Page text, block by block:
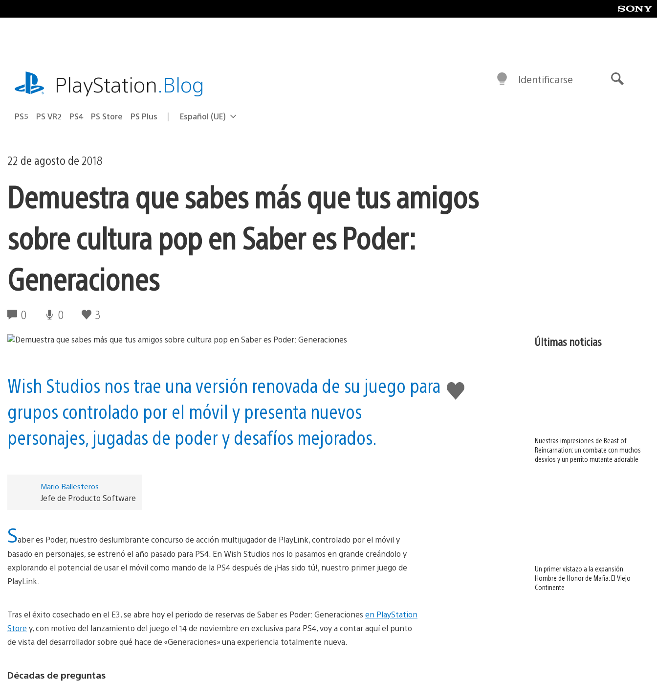
al
playstation.comPlayStation.Blog
PS5 PS VR2 PS4 PS Store PS Plus Selecciona
Región
Español (UE)
Identificarse
22 de agosto de 2018
Demuestra que sabes más que tus amigos
sobre cultura pop en Saber es Poder:
Generaciones
0 0 3
Me
gusta
Wish Studios nos trae una versión renovada de su juego para
grupos controlado por el móvil y presenta nuevos
personajes, jugadas de poder y desafíos mejorados.
Mario Ballesteros
Jefe de Producto Software
Saber es Poder, nuestro deslumbrante concurso de acción multijugador de PlayLink, controlado por el móvil y
basado en personajes, se estrenó el año pasado para PS4. En Wish Studios nos lo pasamos en grande creándolo y
explorando el potencial de usar el móvil como mando de la PS4 después de ¡Has sido tú!, nuestro primer juego de
PlayLink.
Tras el éxito cosechado en el E3, se abre hoy el periodo de reservas de Saber es Poder: Generaciones en PlayStation
Store y, con motivo del lanzamiento del juego el 14 de noviembre en exclusiva para PS4, voy a contar aquí el punto
de vista del desarrollador sobre qué hace de «Generaciones» una experiencia totalmente nueva.
Décadas de preguntas
Últimas noticias
Nuestras impresiones de Beast of
Reincarnation: un combate con muchos
desvíos y un perrito mutante adorable
Un primer vistazo a la expansión
Hombre de Honor de Mafia: El Viejo
Continente